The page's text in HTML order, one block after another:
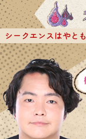
シークエンスはやとも